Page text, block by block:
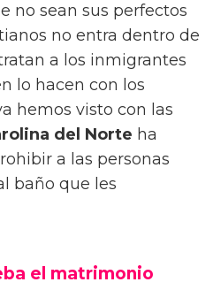
no sean sus perfectos
no entra dentro de
a los inmigrantes
lo hacen con los
hemos visto con las
del Norte ha
a las personas
baño que les
el matrimonio